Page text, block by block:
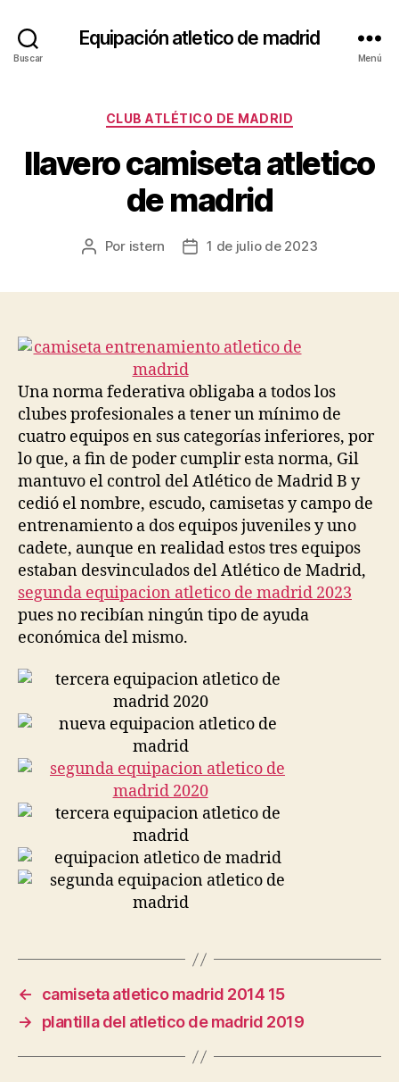
Buscar
Equipación atletico de madrid
Menú
Categorías
CLUB ATLÉTICO DE MADRID
llavero camiseta atletico
de madrid
Autor
Por istern
Fecha1 de julio de 2023
Una norma federativa obligaba a todos los
clubes profesionales a tener un mínimo de
cuatro equipos en sus categorías inferiores, por
lo que, a fin de poder cumplir esta norma, Gil
mantuvo el control del Atlético de Madrid B y
cedió el nombre, escudo, camisetas y campo de
entrenamiento a dos equipos juveniles y uno
cadete, aunque en realidad estos tres equipos
estaban desvinculados del Atlético de Madrid,
segunda equipacion atletico de madrid 2023
pues no recibían ningún tipo de ayuda
económica del mismo.
←
camiseta atletico madrid 2014 15
→
plantilla del atletico de madrid 2019